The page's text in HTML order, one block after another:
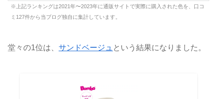
※上記ランキングは2021年〜2023年に通販サイトで実際に購入された色を、口コ
ミ127件から当ブログ独自に集計しています。
堂々の1位は、 サンドベージュ という結果になりました。